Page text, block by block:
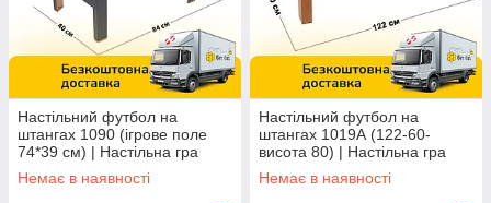
Настільний футбол на
штангах 1090 (ігрове поле
74*39 см) | Настільна гра
Немає в наявності
Настільний футбол на
штангах 1019А (122-60-
висота 80) | Настільна гра
Немає в наявності